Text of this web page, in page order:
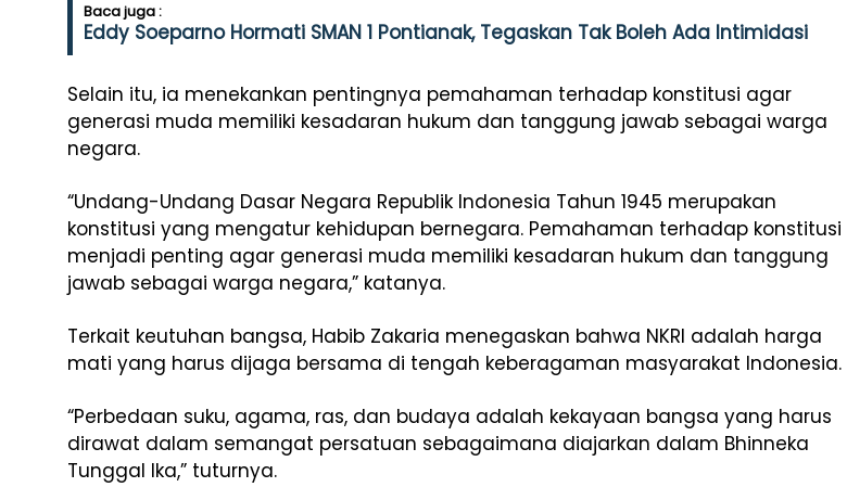
Baca juga :
Eddy Soeparno Hormati SMAN 1 Pontianak, Tegaskan Tak Boleh Ada Intimidasi
Selain itu, ia menekankan pentingnya pemahaman terhadap konstitusi agar
generasi muda memiliki kesadaran hukum dan tanggung jawab sebagai warga
negara.
“Undang-Undang Dasar Negara Republik Indonesia Tahun 1945 merupakan
konstitusi yang mengatur kehidupan bernegara. Pemahaman terhadap konstitusi
menjadi penting agar generasi muda memiliki kesadaran hukum dan tanggung
jawab sebagai warga negara,” katanya.
Terkait keutuhan bangsa, Habib Zakaria menegaskan bahwa NKRI adalah harga
mati yang harus dijaga bersama di tengah keberagaman masyarakat Indonesia.
“Perbedaan suku, agama, ras, dan budaya adalah kekayaan bangsa yang harus
dirawat dalam semangat persatuan sebagaimana diajarkan dalam Bhinneka
Tunggal Ika,” tuturnya.